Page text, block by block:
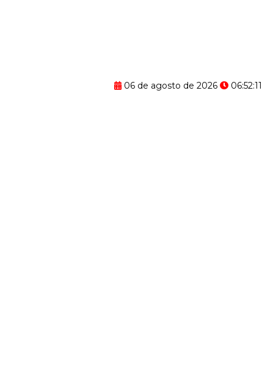
06 de agosto de 2026 06:52:12